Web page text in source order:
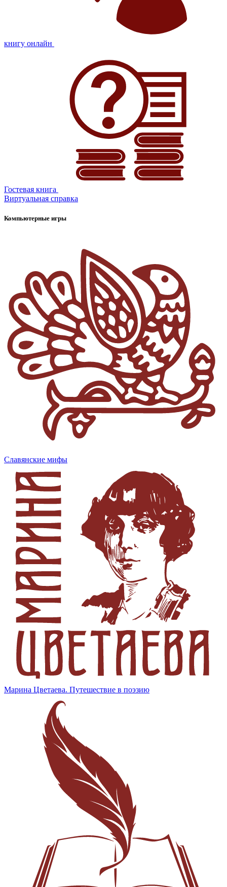
книгу онлайн
Гостевая книга
Виртуальная справка
Компьютерные игры
Славянские мифы
Марина Цветаева. Путешествие в поэзию